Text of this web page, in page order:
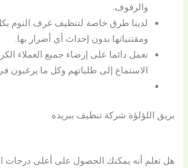
والرفوف.
لدينا طرق خاصة لتنظيف غرف النوم
ومقتنياتها بدون إحداث أي أضرار بها.
نعمل دائما على إرضاء جميع العملاء
الاستماع إلى طلباتهم وكل ما يرغبون
بريق اللؤلؤة شركة تنظيف ببريده
هل تعلم أنه يمكنك الحصول على أعلى درجات